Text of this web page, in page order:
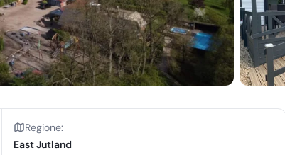
Regione:
East Jutland